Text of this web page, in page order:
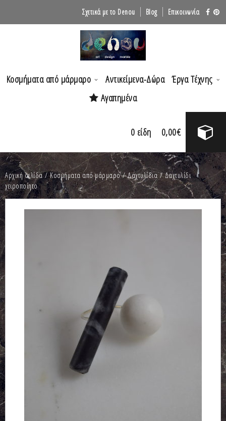
Σχετικά με το Denou Blog Επικοινωνία
Κοσμήματα από μάρμαρο Αντικείμενα-Δώρα Έργα Τέχνης
Αγαπημένα
0 είδη 0,00€
Αρχική σελίδα/Κοσμήματα από μάρμαρο/Δαχτυλίδια/ Δαχτυλίδι
χειροποίητο